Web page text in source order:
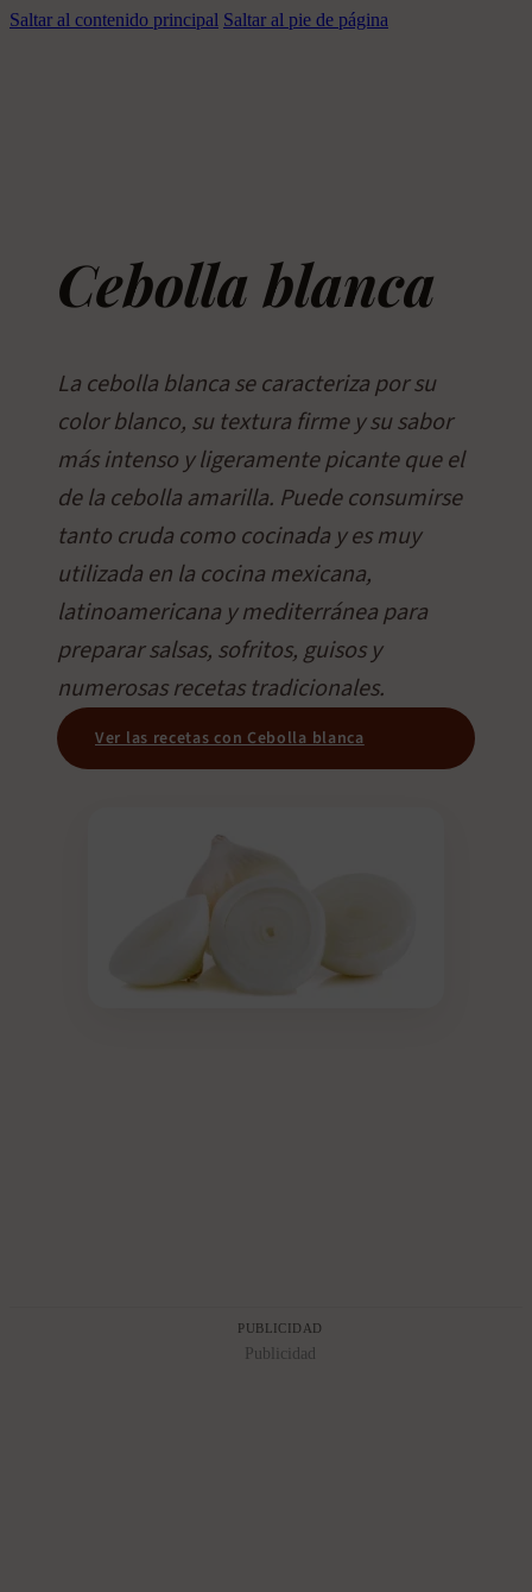
Saltar al contenido principal Saltar al pie de página
Cebolla blanca
La cebolla blanca se caracteriza por su
color blanco, su textura firme y su sabor
más intenso y ligeramente picante que el
de la cebolla amarilla. Puede consumirse
tanto cruda como cocinada y es muy
utilizada en la cocina mexicana,
latinoamericana y mediterránea para
preparar salsas, sofritos, guisos y
numerosas recetas tradicionales.
Ver las recetas con Cebolla blanca
PUBLICIDAD
Publicidad